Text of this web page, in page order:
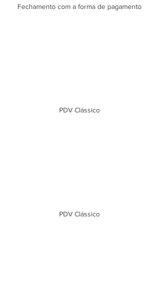
Fechamento com a forma de pagamento
PDV Clássico
PDV Clássico